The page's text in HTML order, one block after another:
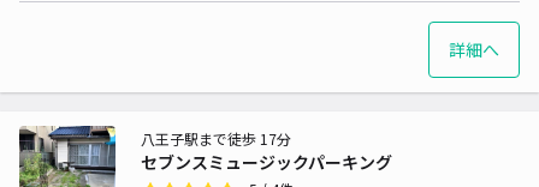
詳細へ
セブンスミュージックパーキング
八王子駅まで徒歩 17分